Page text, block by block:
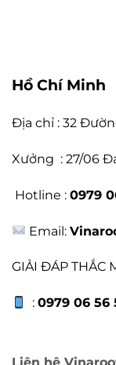
Hồ Chí Minh
Địa chỉ : 32
Xưởng : 27/06
Hotline : 0979
Email:
GIẢI ĐÁP THẮC
:0979 06 56